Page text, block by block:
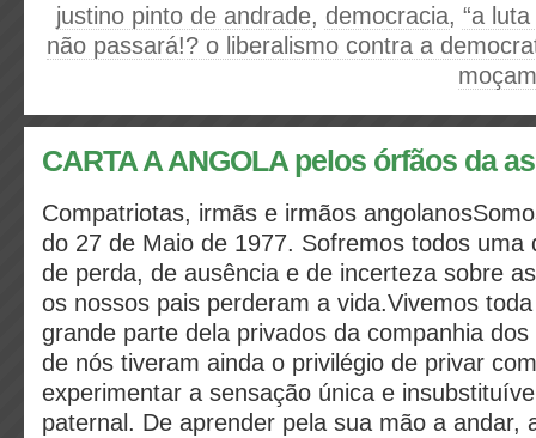
justino pinto de andrade, democracia, “a
não passará!? o liberalismo contra a
CARTA A ANGOLA pelos órfãos da
Compatriotas, irmãs e irmãos
do 27 de Maio de 1977. Sofremos todos uma
de perda, de ausência e de incerteza sobre
os nossos pais perderam a vida.Vivemos
grande parte dela privados da companhia
de nós tiveram ainda o privilégio de privar
experimentar a sensação única e
paternal. De aprender pela sua mão a andar,